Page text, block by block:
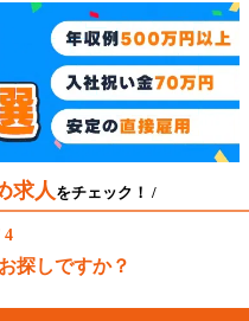
求人をチェック！ /
4
探しですか？